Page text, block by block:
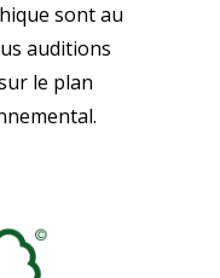
sont au
auditions
le plan